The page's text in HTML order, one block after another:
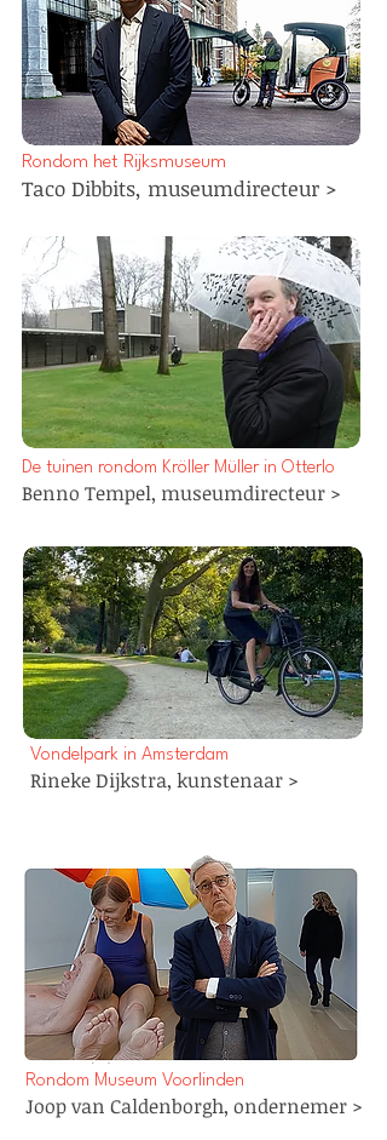
Rondom het Rijksmuseum
Taco Dibbits, museumdirecteur >
De tuinen rondom Kröller Müller in Otterlo
Benno Tempel, museumdirecteur >
Vondelpark in Amsterdam
Rineke Dijkstra, kunstenaar >
Rondom Museum Voorlinden
Joop van Caldenborgh, ondernemer >